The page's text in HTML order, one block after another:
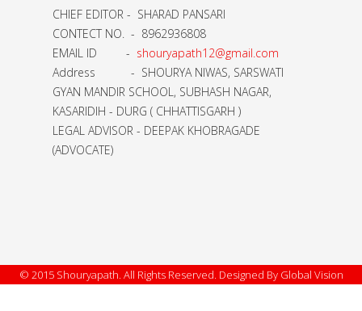
CHIEF EDITOR - SHARAD PANSARI
CONTECT NO. - 8962936808
EMAIL ID - shouryapath12@gmail.com
Address - SHOURYA NIWAS, SARSWATI
GYAN MANDIR SCHOOL, SUBHASH NAGAR,
KASARIDIH - DURG ( CHHATTISGARH )
LEGAL ADVISOR - DEEPAK KHOBRAGADE
(ADVOCATE)
© 2015 Shouryapath. All Rights Reserved. Designed By Global Vision